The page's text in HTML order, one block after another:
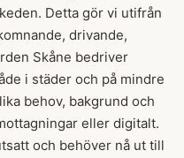
Detta gör vi utifrån
drivande,
Skåne bedriver
i städer och på mindre
behov, bakgrund och
eller digitalt.
och behöver nå ut till